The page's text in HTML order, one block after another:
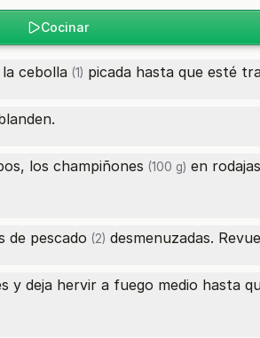
Cocinar
cebolla (1) picada hasta que esté
los champiñones (100 g) en
de pescado (2) desmenuzadas.
deja hervir a fuego medio hasta